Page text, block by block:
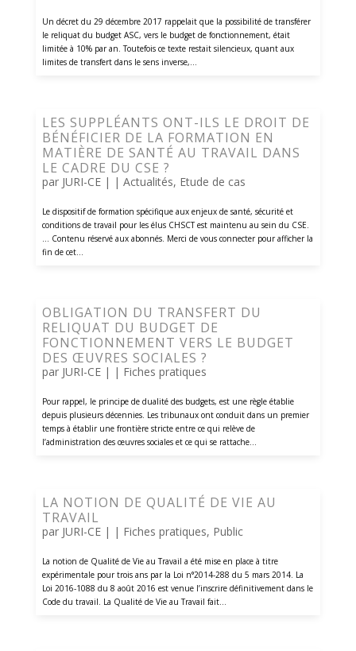
Un décret du 29 décembre 2017 rappelait que la possibilité de transférer
le reliquat du budget ASC, vers le budget de fonctionnement, était
limitée à 10% par an. Toutefois ce texte restait silencieux, quant aux
limites de transfert dans le sens inverse,...
LES SUPPLÉANTS ONT-ILS LE DROIT DE
BÉNÉFICIER DE LA FORMATION EN
MATIÈRE DE SANTÉ AU TRAVAIL DANS
LE CADRE DU CSE ?
par JURI-CE| | Actualités, Etude de cas
Le dispositif de formation spécifique aux enjeux de santé, sécurité et
conditions de travail pour les élus CHSCT est maintenu au sein du CSE.
... Contenu réservé aux abonnés. Merci de vous connecter pour afficher la
fin de cet...
OBLIGATION DU TRANSFERT DU
RELIQUAT DU BUDGET DE
FONCTIONNEMENT VERS LE BUDGET
DES ŒUVRES SOCIALES ?
par JURI-CE| | Fiches pratiques
Pour rappel, le principe de dualité des budgets, est une règle établie
depuis plusieurs décennies. Les tribunaux ont conduit dans un premier
temps à établir une frontière stricte entre ce qui relève de
l’administration des œuvres sociales et ce qui se rattache...
LA NOTION DE QUALITÉ DE VIE AU
TRAVAIL
par JURI-CE| | Fiches pratiques, Public
La notion de Qualité de Vie au Travail a été mise en place à titre
expérimentale pour trois ans par la Loi n°2014-288 du 5 mars 2014. La
Loi 2016-1088 du 8 août 2016 est venue l’inscrire définitivement dans le
Code du travail. La Qualité de Vie au Travail fait...